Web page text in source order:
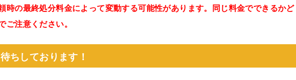
時の最終処分料金によって変動する可能性があります。同じ料金でできるかど
ご注意ください。
ちしております！